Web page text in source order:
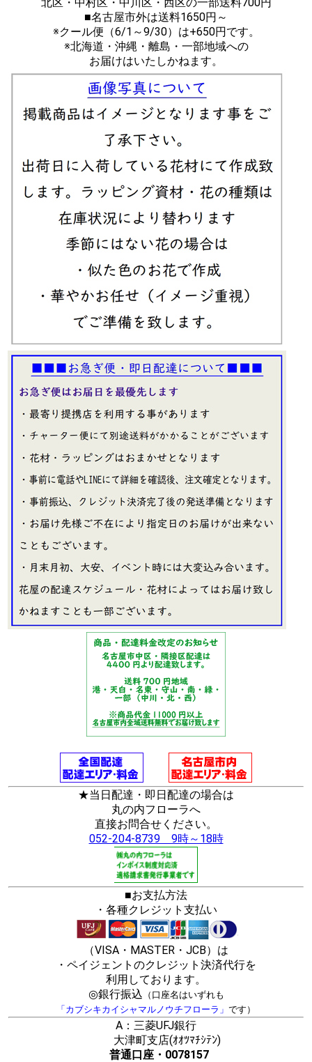
■名古屋市外は送料1650円～
※クール便（6/1～9/30）は+650円です。
※北海道・沖縄・離島・一部地域への
お届けはいたしかねます。
★当日配達・即日配達の場合は
丸の内フローラへ
直接お問合せください。
052-204-8739 9時～18時
■お支払方法
・各種クレジット支払い
（VISA・MASTER・JCB）は
・ペイジェントのクレジット決済代行を
利用しております。
◎銀行振込 （口座名はいずれも
「カブシキカイシャマルノウチフローラ」 です）
A：三菱UFJ銀行
大津町支店(ｵｵﾂﾏﾁｼﾃﾝ)
普通口座・0078157